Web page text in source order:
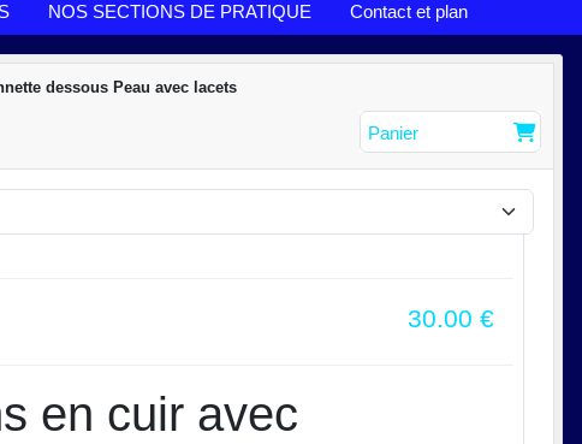
NOS SECTIONS DE PRATIQUE Contact et plan
dessous Peau avec lacets
Panier
30.00 €
en cuir avec